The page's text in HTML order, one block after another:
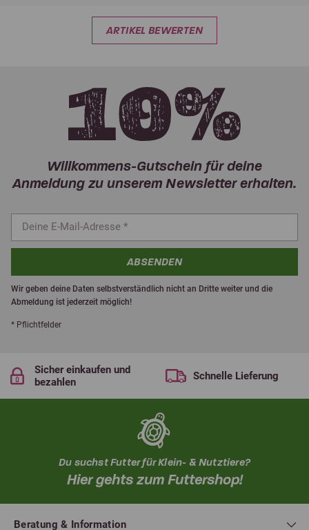
ARTIKEL BEWERTEN
Willkommens-Gutschein für deine
Anmeldung zu unserem Newsletter erhalten.
ABSENDEN
Wir geben deine Daten selbstverständlich nicht an Dritte weiter und die
Abmeldung ist jederzeit möglich!
* Pflichtfelder
Sicher einkaufen und
bezahlen
Schnelle Lieferung
Du suchst Futter für Klein- & Nutztiere?
Hier gehts zum Futtershop!
Beratung & Information